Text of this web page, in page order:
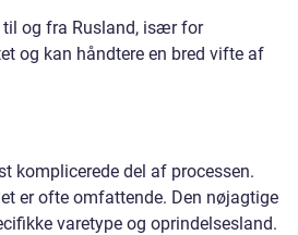
og fra Rusland, især for
og kan håndtere en bred vifte af
komplicerede del af processen.
er ofte omfattende. Den nøjagtige
varetype og oprindelsesland.